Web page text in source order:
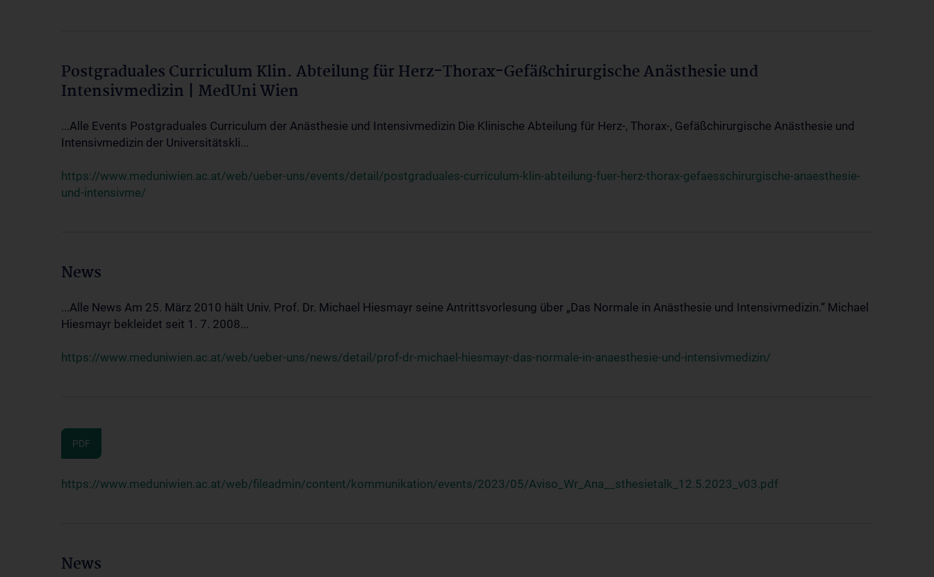
Postgraduales Curriculum Klin. Abteilung für Herz-Thorax-Gefäßchirurgische Anästhesie und
Intensivmedizin | MedUni Wien
...Alle Events Postgraduales Curriculum der Anästhesie und Intensivmedizin Die Klinische Abteilung für Herz-, Thorax-, Gefäßchirurgische Anästhesie und
Intensivmedizin der Universitätskli...
https://www.meduniwien.ac.at/web/ueber-uns/events/detail/postgraduales-curriculum-klin-abteilung-fuer-herz-thorax-gefaesschirurgische-anaesthesie-
und-intensivme/
News
...Alle News Am 25. März 2010 hält Univ. Prof. Dr. Michael Hiesmayr seine Antrittsvorlesung über „Das Normale in Anästhesie und Intensivmedizin.“ Michael
Hiesmayr bekleidet seit 1. 7. 2008...
https://www.meduniwien.ac.at/web/ueber-uns/news/detail/prof-dr-michael-hiesmayr-das-normale-in-anaesthesie-und-intensivmedizin/
PDF
https://www.meduniwien.ac.at/web/fileadmin/content/kommunikation/events/2023/05/Aviso_Wr_Ana__sthesietalk_12.5.2023_v03.pdf
News